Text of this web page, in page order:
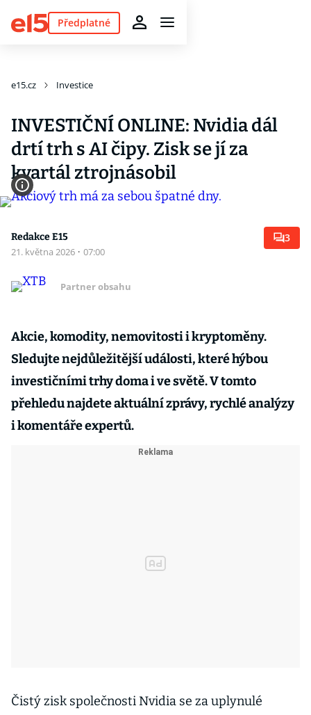
Předplatné
e15.cz Investice
INVESTIČNÍ ONLINE: Nvidia dál
drtí trh s AI čipy. Zisk se jí za
kvartál ztrojnásobil
Redakce E15
21. května 2026 · 07:00
3
Partner obsahu
Akcie, komodity, nemovitosti i kryptoměny.
Sledujte nejdůležitější události, které hýbou
investičními trhy doma i ve světě. V tomto
přehledu najdete aktuální zprávy, rychlé analýzy
i komentáře expertů.
Čistý zisk společnosti Nvidia se za uplynulé